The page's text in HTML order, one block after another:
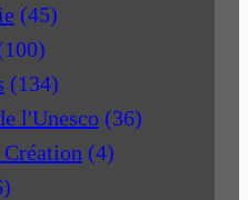
(45)
(134)
l'Unesco (36)
(4)